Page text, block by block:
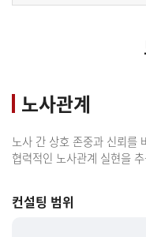
노사관계
노사 간 상호 존중과 신뢰를
협력적인 노사관계 실현을
컨설팅 범위